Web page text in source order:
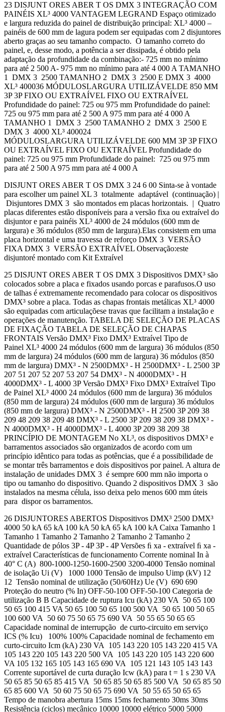
23 DISJUNT ORES ABER T OS DMX 3 INTEGRAÇÃO COM
PAINÉIS XL³ 4000 VANTAGEM LEGRAND Espaço otimizado
e largura reduzida do painel de distribuição principal: XL³ 4000 –
painéis de 600 mm de lagura podem ser equipadas com 2 disjuntores
aberto graças ao seu tamanho compacto. O tamanho correto do
painel, e, desse modo, a potência a ser dissipada, é obtido pela
adaptação da profundidade da combinação:- 725 mm no mínimo
para até 2 500 A- 975 mm no mínimo para até 4 000 A TAMANHO
1 DMX 3 2500 TAMANHO 2 DMX 3 2500 E DMX 3 4000
XL³ 400036 MÓDULOSLARGURA UTILIZÁVELDE 850 MM
3P 3P FIXO OU EXTRAÍVEL FIXO OU EXTRAÍVEL
Profundidade do painel: 725 ou 975 mm Profundidade do painel:
725 ou 975 mm para até 2 500 A 975 mm para até 4 000 A
TAMANHO 1 DMX 3 2500 TAMANHO 2 DMX 3 2500 E
DMX 3 4000 XL³ 400024
MÓDULOSLARGURA UTILIZÁVELDE 600 MM 3P 3P FIXO
OU EXTRAÍVEL FIXO OU EXTRAÍVEL Profundidade do
painel: 725 ou 975 mm Profundidade do painel: 725 ou 975 mm
para até 2 500 A 975 mm para até 4 000 A
DISJUNT ORES ABER T OS DMX 3 24 6 00 Sinta-se à vontade
para escolher um painel XL 3 totalmente adaptável (continuação) |
Disjuntores DMX 3 são montados em placas horizontais. | Quatro
placas diferentes estão disponíveis para a versão fixa ou extraível do
disjuntor e para painéis XL³ 4000 de 24 módulos (600 mm de
largura) e 36 módulos (850 mm de largura).Elas consistem em uma
placa horizontal e uma travessa de reforço DMX 3 VERSÃO
FIXA DMX 3 VERSÃO EXTRAÍVEL Observação:este
disjuntoré montado com Kit Extraível
25 DISJUNT ORES ABER T OS DMX 3 Dispositivos DMX³ são
colocados sobre a placa e fixados usando porcas e parafusos.O uso
de talhas é extremamente recomendado para colocar os dispositivos
DMX³ sobre a placa. Todas as chapas frontais metálicas XL³ 4000
são equipadas com articulaçõese travas que facilitam a instalação e
operações de manutenção. TABELA DE SELEÇÃO DE PLACAS
DE FIXAÇÃO TABELA DE SELEÇÃO DE CHAPAS
FRONTAIS Versão DMX³ Fixo DMX³ Extraível Tipo de
Painel XL³ 4000 24 módulos (600 mm de largura) 36 módulos (850
mm de largura) 24 módulos (600 mm de largura) 36 módulos (850
mm de largura) DMX³ - N 2500DMX³ - H 2500DMX³ - L 2500 3P
207 51 207 52 207 53 207 54 DMX³ - N 4000DMX³ - H
4000DMX³ - L 4000 3P Versão DMX³ Fixo DMX³ Extraível Tipo
de Painel XL³ 4000 24 módulos (600 mm de largura) 36 módulos
(850 mm de largura) 24 módulos (600 mm de largura) 36 módulos
(850 mm de largura) DMX³ - N 2500DMX³ - H 2500 3P 209 38
209 48 209 38 209 48 DMX³ - L 2500 3P 209 38 209 38 DMX³ -
N 4000DMX³ - H 4000DMX³ - L 4000 3P 209 38 209 38
PRINCÍPIO DE MONTAGEM No XL³, os dispositivos DMX³ e
barramentos associados são organizados de acordo com um
princípio idêntico para todas as potências, que é a possibilidade de
se montar três barramentos e dois dispositivos por painel. A altura de
instalação de unidades DMX 3 é sempre 600 mm não importa o
tipo ou tamanho do dispositivo. Quando 2 dispositivos DMX 3 são
instalados na mesma célula, isso deixa pelo menos 600 mm úteis
para dispor os barramentos.
26 DISJUNTORES ABERTOS Dispositivos DMX³ 2500 DMX³
4000 50 kA 65 kA 100 kA 50 kA 65 kA 100 kA Caixa Tamanho 1
Tamanho 1 Tamanho 2 Tamanho 2 Tamanho 2 Tamanho 2
Quantidade de pólos 3P - 4P 3P - 4P Versões ﬁ xa - extraível ﬁ xa -
extraível Características de funcionamento Corrente nominal In à
40° C (A) 800-1000-1250-1600-2500 3200-4000 Tensão nominal
de isolação Ui (V) 1000 1000 Tensão de impulso Uimp (kV) 12
12 Tensão nominal de utilização (50/60Hz) Ue (V) 690 690
Proteção do neutro (% In) OFF-50-100 OFF-50-100 Categoria de
utilização B B Capacidade de ruptura Icu (kA) 230 VA 50 65 100
50 65 100 415 VA 50 65 100 50 65 100 500 VA 50 65 100 50 65
100 600 VA 50 60 75 50 65 75 690 VA 50 55 65 50 65 65
Capacidade nominal de interrupção de curto-circuito em serviço
ICS (% Icu) 100% 100% Capacidade nominal de fechamento em
curto-circuito Icm (kA) 230 VA 105 143 220 105 143 220 415 VA
105 143 220 105 143 220 500 VA 105 143 220 105 143 220 600
VA 105 132 165 105 143 165 690 VA 105 121 143 105 143 143
Corrente suportável de curta duração Icw (kA) para t = 1 s 230 VA
50 65 85 50 65 85 415 VA 50 65 85 50 65 85 500 VA 50 65 85 50
65 85 600 VA 50 60 75 50 65 75 690 VA 50 55 65 50 65 65
Tempo de manobra abertura 15ms 15ms fechamento 30ms 30ms
Resistência (ciclos) mecânico 10000 10000 elétrico 5000 5000